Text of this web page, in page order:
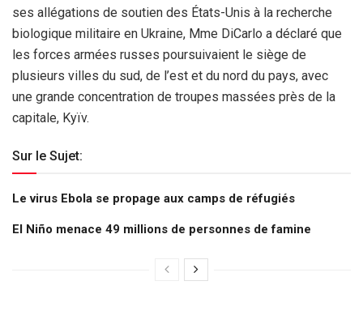
ses allégations de soutien des États-Unis à la recherche
biologique militaire en Ukraine, Mme DiCarlo a déclaré que
les forces armées russes poursuivaient le siège de
plusieurs villes du sud, de l’est et du nord du pays, avec
une grande concentration de troupes massées près de la
capitale, Kyïv.
Sur le Sujet:
Le virus Ebola se propage aux camps de réfugiés
El Niño menace 49 millions de personnes de famine